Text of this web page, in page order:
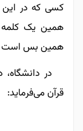
کسی که در
همین یک کلمه
همین بس است و
در
قرآن می‌فرماید: